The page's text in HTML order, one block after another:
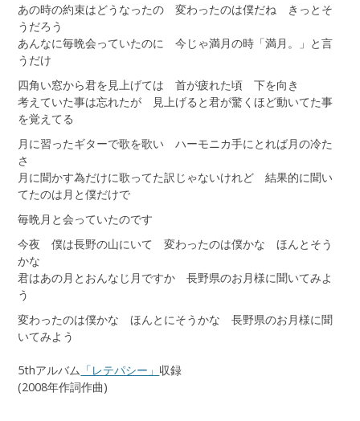
あの時の約束はどうなったの 変わったのは僕だね きっとそ
うだろう
あんなに毎晩会っていたのに 今じゃ満月の時「満月。」と言
うだけ
四角い窓から君を見上げては 首が疲れた頃 下を向き
考えていた事は忘れたが 見上げると君が驚くほど動いてた事
を覚えてる
月に習ったギターで歌を歌い ハーモニカ手にとれば月の冷た
さ
月に聞かす為だけに歌ってた訳じゃないけれど 結果的に聞い
てたのは月と僕だけで
毎晩月と会っていたのです
今夜 僕は長野の山にいて 変わったのは僕かな ほんとそう
かな
君はあの月とおんなじ月ですか 長野県のお月様に聞いてみよ
う
変わったのは僕かな ほんとにそうかな 長野県のお月様に聞
いてみよう
5thアルバム 「レテパシー」 収録
(2008年作詞作曲)